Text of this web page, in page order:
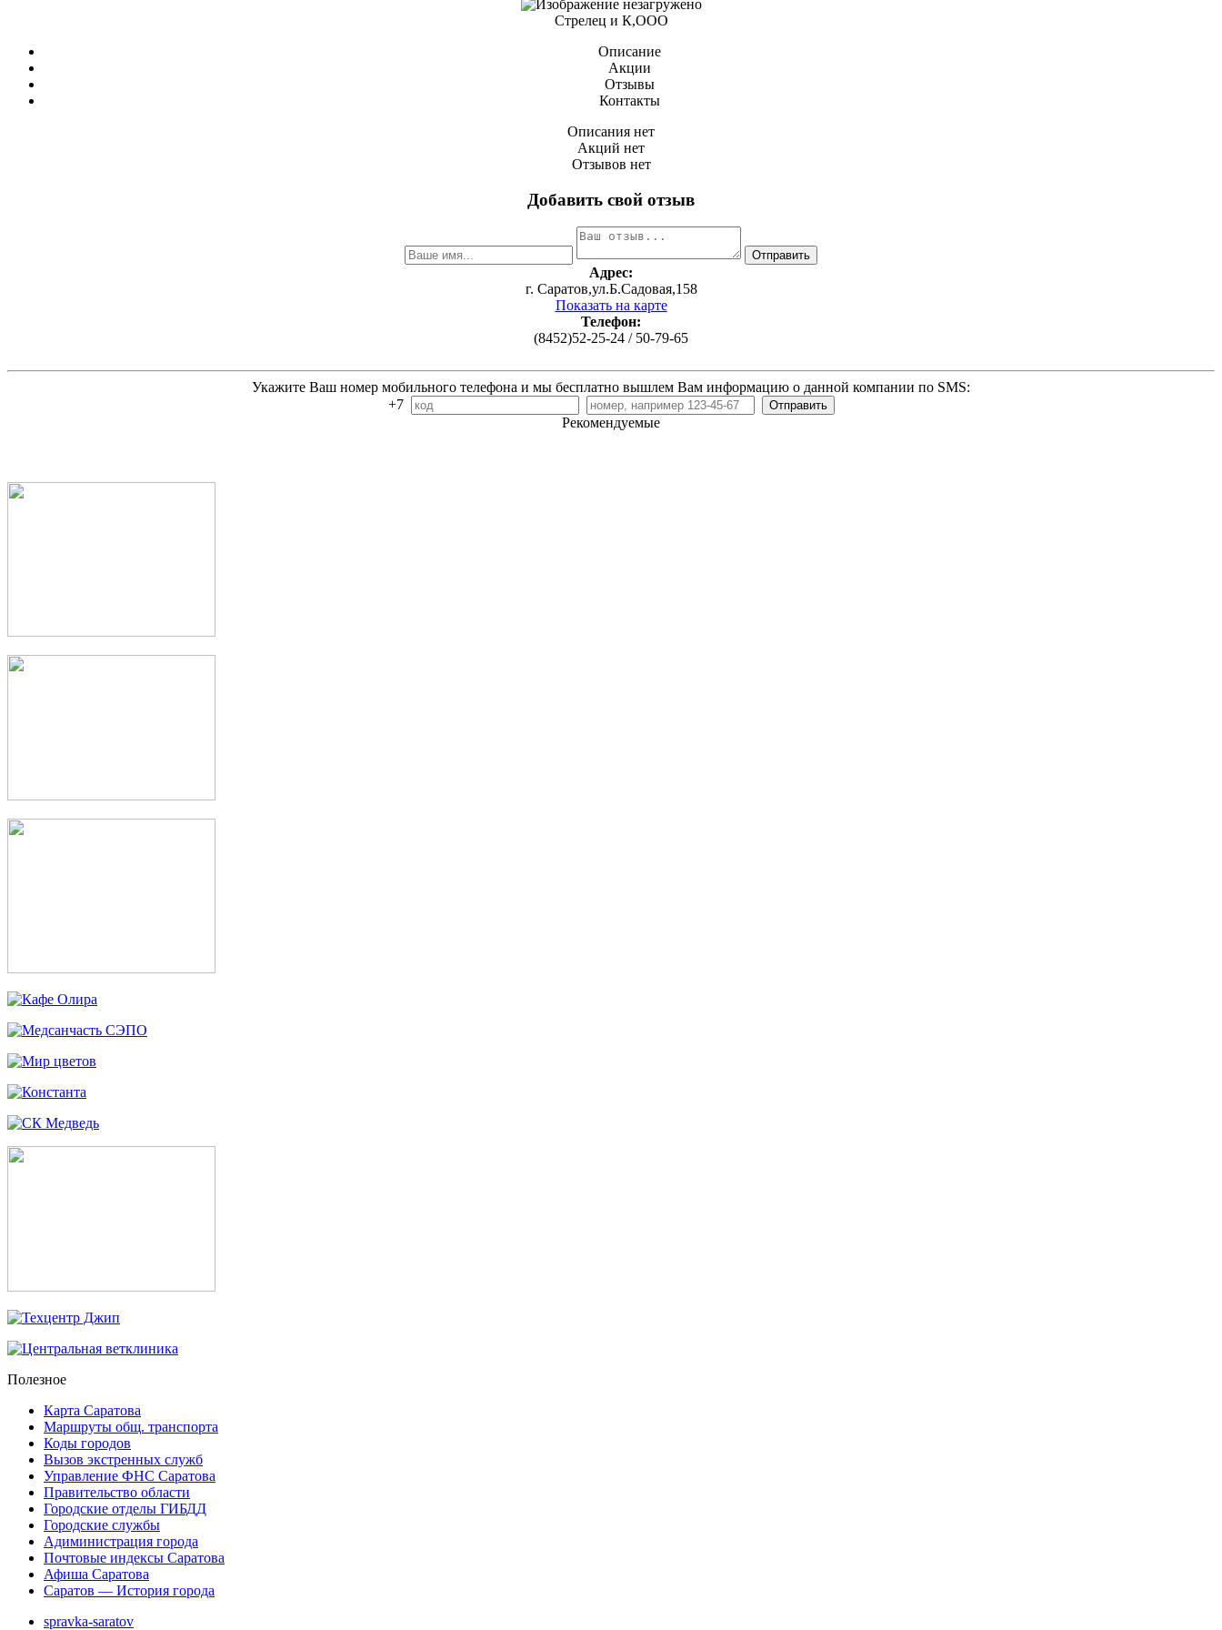
Стрелец и К,ООО
Описание
Акции
Отзывы
Контакты
Описания нет
Акций нет
Отзывов нет
Добавить свой отзыв
Адрес:
г. Саратов,ул.Б.Садовая,158
Показать на карте
Телефон:
(8452)52-25-24 / 50-79-65
Укажите Ваш номер мобильного телефона и мы бесплатно вышлем Вам информацию о данной компании по SMS:
+7
Рекомендуемые
Полезное
Карта Саратова
Маршруты общ. транспорта
Коды городов
Вызов экстренных служб
Управление ФНС Саратова
Правительство области
Городские отделы ГИБДД
Городские службы
Адиминистрация города
Почтовые индексы Саратова
Афиша Саратова
Саратов — История города
spravka-saratov